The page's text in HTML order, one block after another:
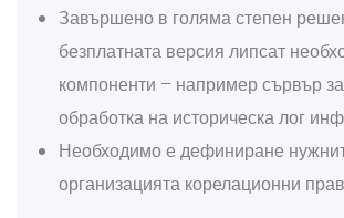
Завършено в голяма степен
безплатната версия липсат
компоненти – например сървър
обработка на историческа лог
Необходимо е дефиниране
организацията корелационни